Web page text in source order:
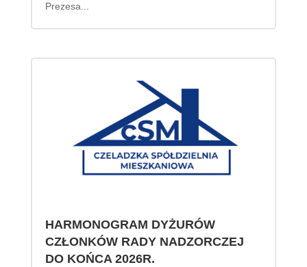
Prezesa...
HARMONOGRAM DYŻURÓW
CZŁONKÓW RADY NADZORCZEJ
DO KOŃCA 2026R.